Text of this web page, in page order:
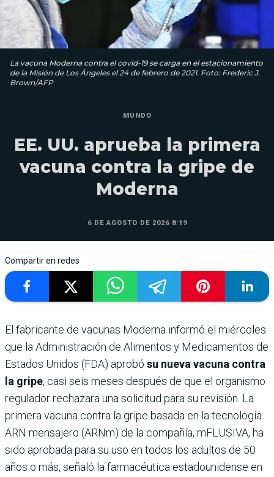
La vacuna Moderna contra el covid-19 se carga en el estacionamiento
de la Misión de Los Ángeles el 24 de febrero de 2021. Foto: Frederic J.
Brown/AFP
MUNDO
EE. UU. aprueba la primera
vacuna contra la gripe de
Moderna
6 DE AGOSTO DE 2026 8:19
Compartir en redes
El fabricante de vacunas Moderna informó el miércoles
que la Administración de Alimentos y Medicamentos de
Estados Unidos (FDA) aprobó su nueva vacuna contra
la gripe, casi seis meses después de que el organismo
regulador rechazara una solicitud para su revisión. La
primera vacuna contra la gripe basada en la tecnología
ARN mensajero (ARNm) de la compañía, mFLUSIVA, ha
sido aprobada para su uso en todos los adultos de 50
años o más, señaló la farmacéutica estadounidense en